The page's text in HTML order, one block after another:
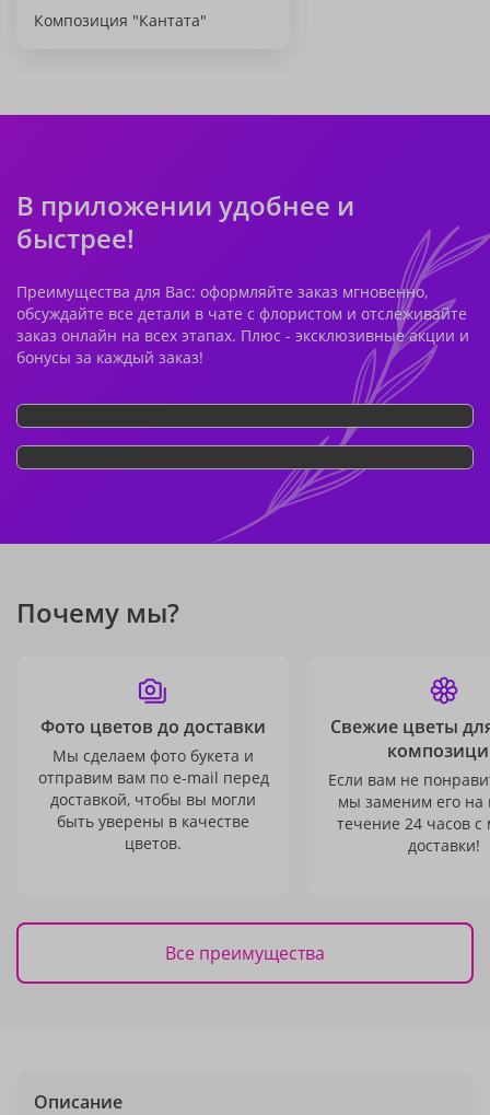
Композиция "Кантата"
В приложении удобнее и
быстрее!
Преимущества для Вас: оформляйте заказ мгновенно,
обсуждайте все детали в чате с флористом и отслеживайте
заказ онлайн на всех этапах. Плюс - эксклюзивные акции и
бонусы за каждый заказ!
Почему мы?
Фото цветов до доставки
Мы сделаем фото букета и
отправим вам по e-mail перед
доставкой, чтобы вы могли
быть уверены в качестве
цветов.
Свежие цветы
Если вам не
мы заменим его на
течение 24 часов с
доставки!
Все преимущества
Описание